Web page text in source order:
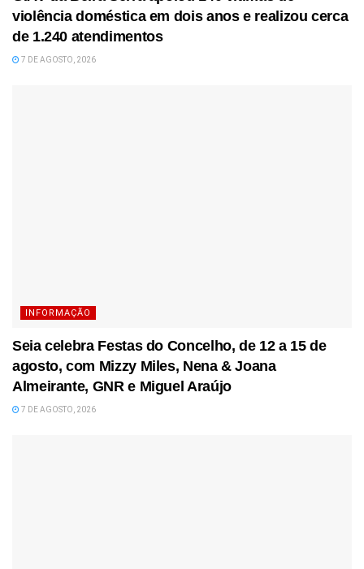
violência doméstica em dois anos e realizou cerca
de 1.240 atendimentos
7 DE AGOSTO, 2026
INFORMAÇÃO
Seia celebra Festas do Concelho, de 12 a 15 de
agosto, com Mizzy Miles, Nena & Joana
Almeirante, GNR e Miguel Araújo
7 DE AGOSTO, 2026